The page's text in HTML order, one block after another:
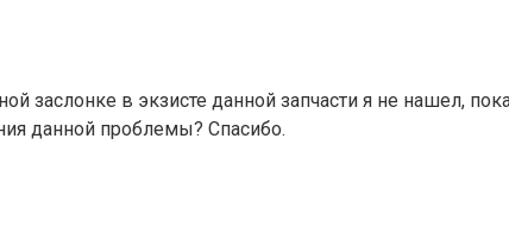
в экзисте данной запчасти я не нашел,
данной проблемы? Спасибо.